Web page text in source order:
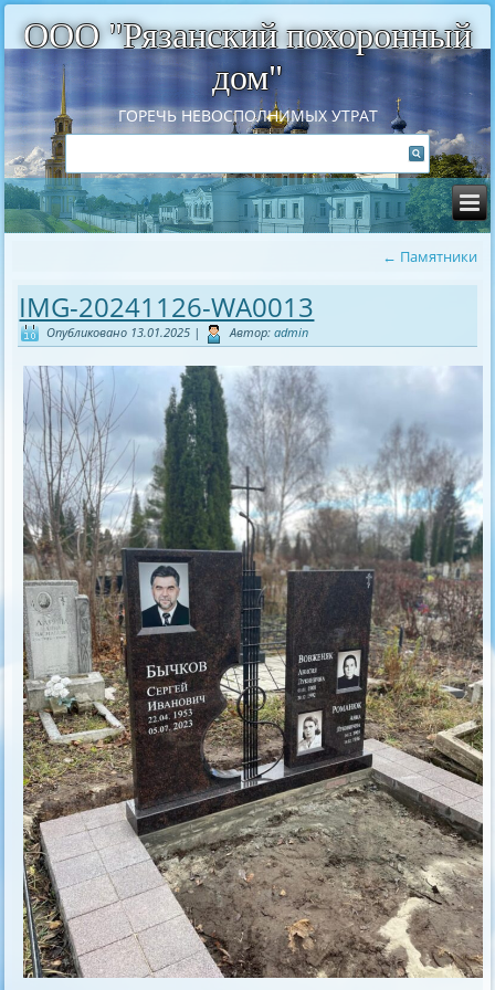
ООО "Рязанский похоронный
дом"
ГОРЕЧЬ НЕВОСПОЛНИМЫХ УТРАТ
← Памятники
IMG-20241126-WA0013
Опубликовано 13.01.2025 | Автор: admin